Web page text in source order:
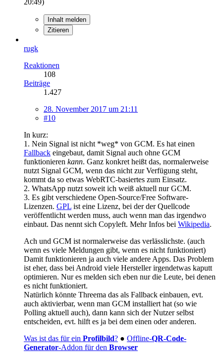
Inhalt melden
Zitieren
rugk
Reaktionen
108
Beiträge
1.427
28. November 2017 um 21:11
#10
In kurz:
1. Nein Signal ist nicht *weg* von GCM. Es hat einen
Fallback eingebaut, damit Signal auch ohne GCM
funktionieren kann. Ganz konkret heißt das, normalerweise
nutzt Signal GCM, wenn das nicht zur Verfügung steht,
kommt da so etwas WebRTC-basiertes zum Einsatz.
2. WhatsApp nutzt soweit ich weiß aktuell nur GCM.
3. Es gibt verschiedene Open-Source/Free Software-
Lizenzen. GPL ist eine Lizenz, bei der der Quellcode
veröffentlicht werden muss, auch wenn man das irgendwo
einbaut. Das nennt sich Copyleft. Mehr Infos bei Wikipedia.
Ach und GCM ist normalerweise das verlässlichste. (auch
wenn es viele Meldungen gibt, wenn es nicht funktioniert)
Damit funktionieren ja auch viele andere Apps. Das Problem
ist eher, dass bei Android viele Hersteller irgendetwas kaputt
optimieren. Nur es melden sich eben nur die Leute, bei denen
es nicht funktioniert.
Natürlich könnte Threema das als Fallback einbauen, evt.
auch aktivierbar, wenn man GCM installiert hat (so wie
Polling aktuell auch), dann kann sich der Nutzer selbst
entscheiden, evt. hilft es ja bei dem einen oder anderen.
Was ist das für ein Profilbild? ● Offline-QR-Code-
Generator-Addon für den Browser